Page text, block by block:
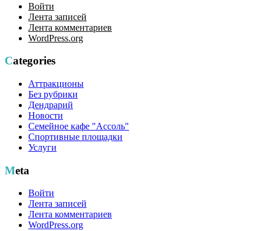
Войти
Лента записей
Лента комментариев
WordPress.org
Categories
Аттракционы
Без рубрики
Дендрарий
Новости
Семейное кафе "Ассоль"
Спортивные площадки
Услуги
Meta
Войти
Лента записей
Лента комментариев
WordPress.org